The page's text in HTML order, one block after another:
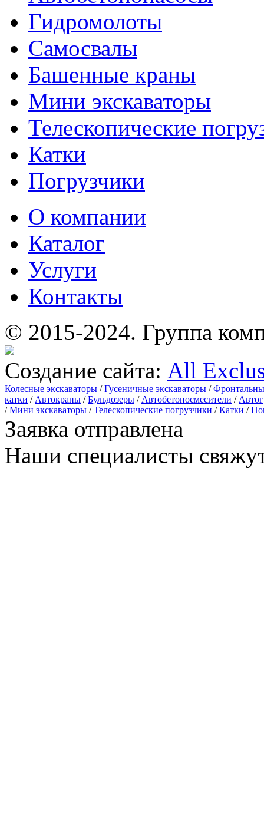
Гидромолоты
Самосвалы
Башенные краны
Мини экскаваторы
Телескопические
Катки
Погрузчики
О компании
Каталог
Услуги
Контакты
© 2015-2024. Группа
Создание сайта: All
Колесные экскаваторы /Гусеничные экскаваторы /
катки / Автокраны /Бульдозеры / Автобетоносмесители /
/Мини экскаваторы /Телескопические погрузчики /Катки /
Заявка отправлена
Наши специалисты